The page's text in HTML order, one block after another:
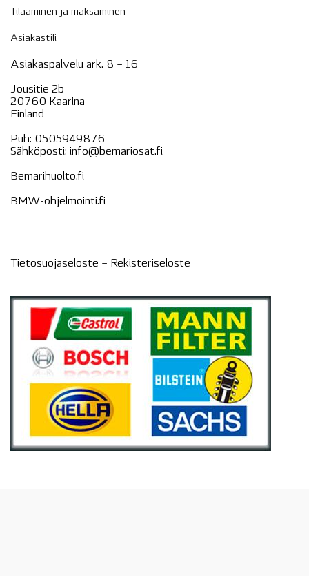
Tilaaminen ja maksaminen
Asiakastili
Asiakaspalvelu ark. 8 – 16
Jousitie 2b
20760 Kaarina
Finland
Puh: 0505949876
Sähköposti: info@bemariosat.fi
Bemarihuolto.fi
BMW-ohjelmointi.fi
—
Tietosuojaseloste – Rekisteriseloste